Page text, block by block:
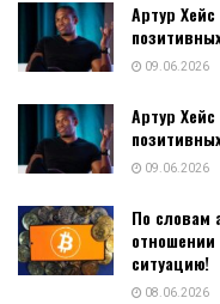
Артур
09.06.2026
Артур
09.06.2026
По словам
ситуацию!
08.06.2026